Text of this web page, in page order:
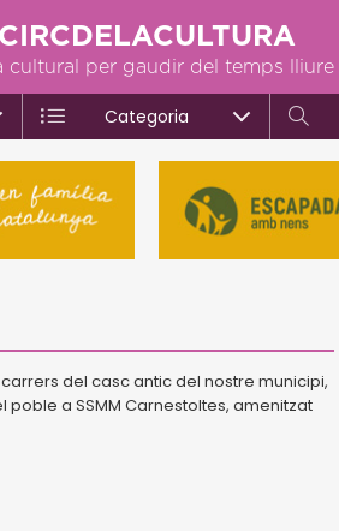
CIRCDELACULTURA
cultural per gaudir del temps lliure
Categoria
del casc antic del nostre municipi,
poble a SSMM Carnestoltes, amenitzat